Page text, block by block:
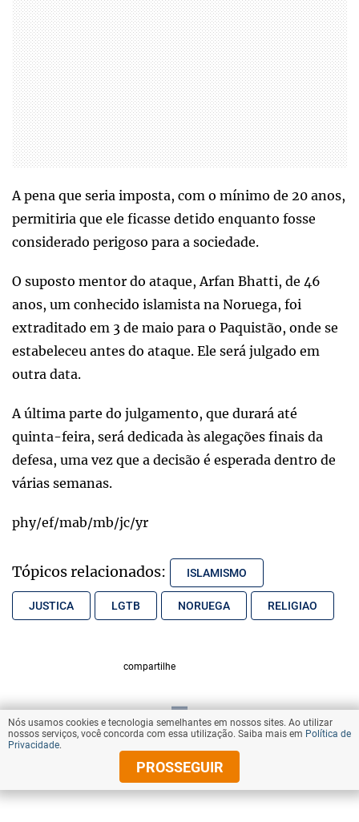
A pena que seria imposta, com o mínimo de 20 anos,
permitiria que ele ficasse detido enquanto fosse
considerado perigoso para a sociedade.
O suposto mentor do ataque, Arfan Bhatti, de 46
anos, um conhecido islamista na Noruega, foi
extraditado em 3 de maio para o Paquistão, onde se
estabeleceu antes do ataque. Ele será julgado em
outra data.
A última parte do julgamento, que durará até
quinta-feira, será dedicada às alegações finais da
defesa, uma vez que a decisão é esperada dentro de
várias semanas.
phy/ef/mab/mb/jc/yr
Tópicos relacionados: ISLAMISMO
JUSTICA LGTB NORUEGA RELIGIAO
compartilhe
VOLTAR AO TOPO
© Copyright 2025 Diários Associados
Nós usamos cookies e tecnologia semelhantes em nossos sites. Ao utilizar
nossos serviços, você concorda com essa utilização. Saiba mais em Política de
Privacidade.
PROSSEGUIR